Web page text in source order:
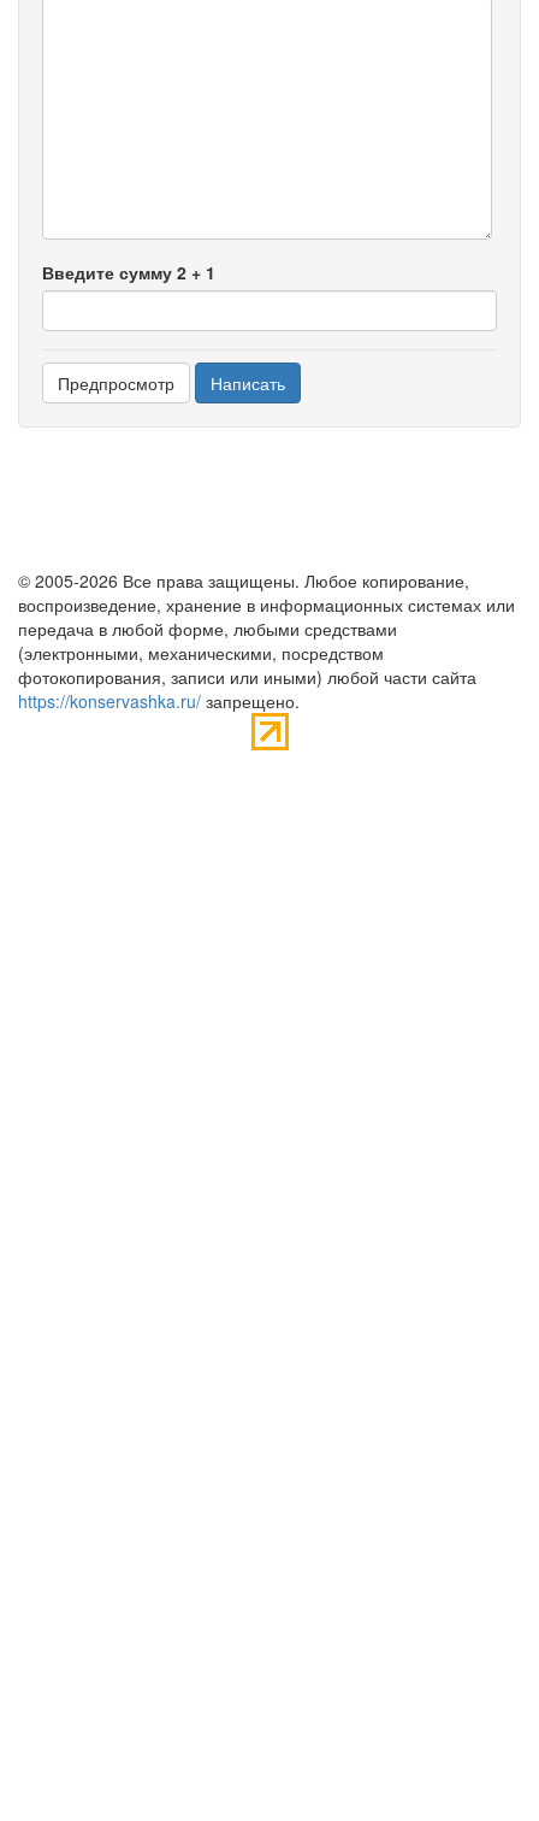
Введите сумму 2 + 1
© 2005-2026 Все права защищены. Любое копирование,
воспроизведение, хранение в информационных системах или
передача в любой форме, любыми средствами
(электронными, механическими, посредством
фотокопирования, записи или иными) любой части сайта
https://konservashka.ru/ запрещено.